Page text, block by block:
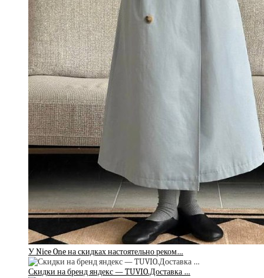
У Nice One на скидках настоятельно реком…
Скидки на бренд яндекс — TUVIO.Доставка …